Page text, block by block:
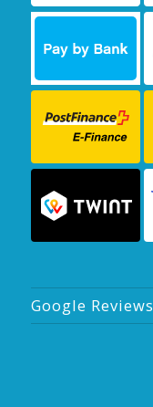
Google Reviews